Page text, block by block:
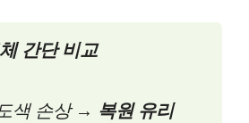
간단 비교
색 손상 → 복원 유리